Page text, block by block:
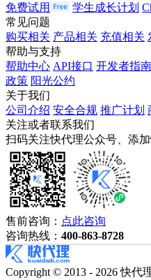
免费试用
学生成长计划
常见问题
购买相关 产品相关 充值相关
帮助与支持
帮助中心 API接口 开发者指南
政策 阳光公约
关于我们
公司介绍 安全合规 推广计划
关注或者联系我们
扫码关注快代理公众号、添
售前咨询： 点此咨询
咨询热线： 400-863-8728
Copyright © 2013 - 2026 快代